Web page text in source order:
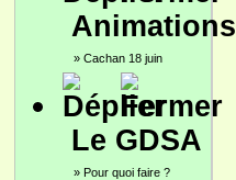
Animations
» Cachan 18 juin
Le GDSA
» Pour quoi faire ?